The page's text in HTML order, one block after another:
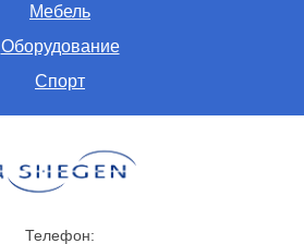
Мебель
Оборудование
Спорт
Телефон: